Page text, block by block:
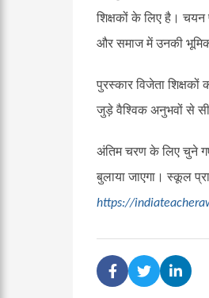
शिक्षकों के लिए है। चयन
और समाज में उनकी
पुरस्कार विजेता शिक्षकों
जुड़े वैश्विक अनुभवों से
अंतिम चरण के लिए चुने
बुलाया जाएगा। स्कूल
https://